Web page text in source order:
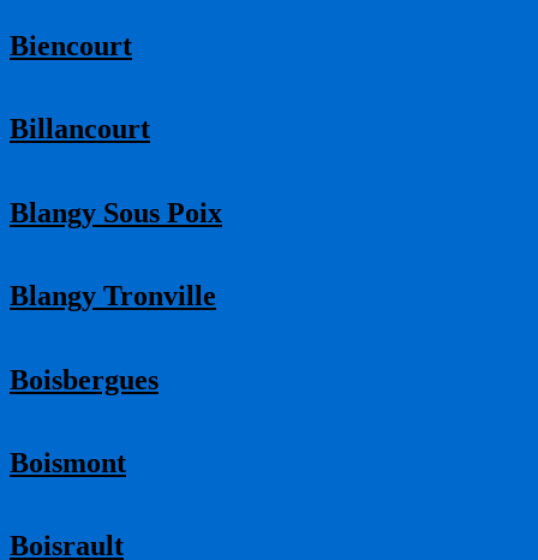
Biencourt
Billancourt
Blangy Sous Poix
Blangy Tronville
Boisbergues
Boismont
Boisrault